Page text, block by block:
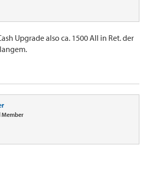
Upgrade also ca. 1500 All in Ret. der
Member